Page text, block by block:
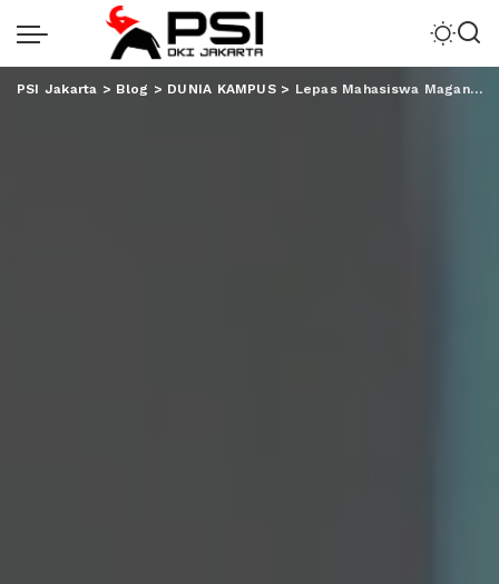
PSI Jakarta > Blog > DUNIA KAMPUS> Lepas Mahasiswa Magang ke Malaysia, Ini Pesan Dekan FEBI